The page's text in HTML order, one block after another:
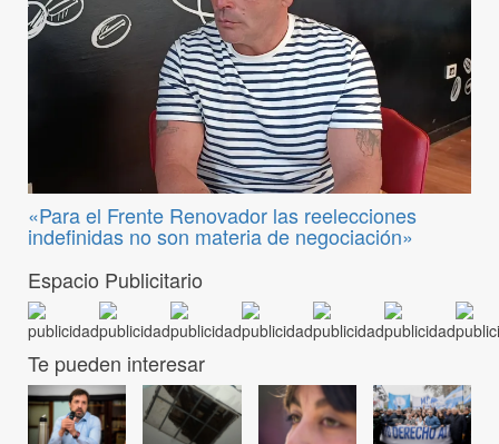
«Para el Frente Renovador las reelecciones
indefinidas no son materia de negociación»
Espacio Publicitario
Te pueden interesar